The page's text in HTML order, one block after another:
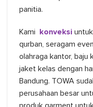
panitia.
Kami konveksi
qurban, seragam
olahraga kantor, baju
jaket kelas dengan
Bandung. TOWA
perusahaan besar